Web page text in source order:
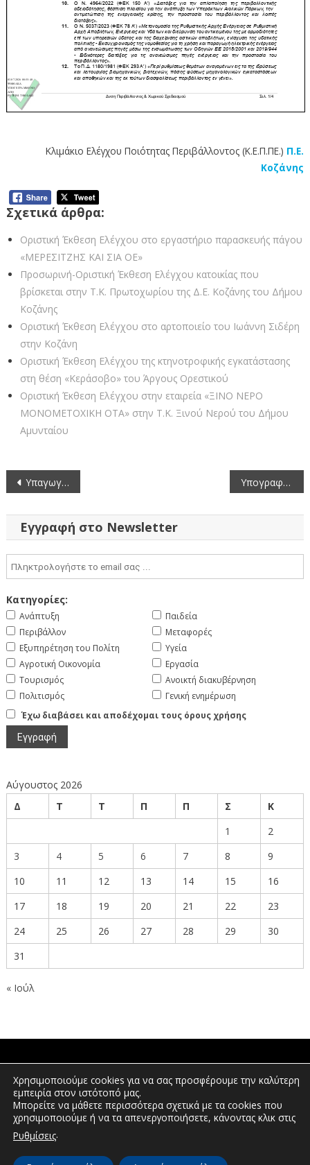
Κλιμάκιο Ελέγχου Ποιότητας Περιβάλλοντος (Κ.Ε.Π.ΠΕ.) Π.Ε.
Κοζάνης
Σχετικά άρθρα:
Οριστική Έκθεση Ελέγχου στο εργαστήριο παρασκευής πάγου
«ΜΕΡΕΣΙΤΖΗΣ ΚΑΙ ΣΙΑ ΟΕ»
Προσωρινή-Οριστική Έκθεση Ελέγχου κατοικίας που
βρίσκεται στην Τ.Κ. Πρωτοχωρίου της Δ.Ε. Κοζάνης του Δήμου
Κοζάνης
Οριστική Έκθεση Ελέγχου στο αρτοποιείο του Ιωάννη Σιδέρη
στην Κοζάνη
Οριστική Έκθεση Ελέγχου της κτηνοτροφικής εγκατάστασης
στη θέση «Κεράσοβο» του Άργους Ορεστικού
Οριστική Έκθεση Ελέγχου στην εταιρεία «ΞΙΝΟ ΝΕΡΟ
ΜΟΝΟΜΕΤΟΧΙΚΗ ΟΤΑ» στην Τ.Κ. Ξινού Νερού του Δήμου
Αμυνταίου
Πλοήγηση
άρθρων
Υπαγωγή σε Πρότυπες Περιβαλλοντικές Δεσμεύσεις του έργου: Σταθμός Αποθήκευσης Ηλεκτρικής Ενέργειας με Συσσωρευτές Λιθίου, χημείας LFP στη θέση «Μοσχούλα» Υπογραφή σύμβασης για τη συντήρηση του οδικού δικτύου Φλώρινας – Αμυνταίου
Εγγραφή στο Newsletter
Κατηγορίες:
Ανάπτυξη
Περιβάλλον
Εξυπηρέτηση του Πολίτη
Αγροτική Οικονομία
Τουρισμός
Πολιτισμός
Παιδεία
Μεταφορές
Υγεία
Εργασία
Ανοικτή διακυβέρνηση
Γενική ενημέρωση
Έχω διαβάσει και αποδέχομαι τους όρους χρήσης
Αύγουστος 2026
Δ
Τ Τ Π Π Σ
Κ
1
2
3
4 5 6 7 8
9
10
11 12 13 14 15
16
17
18 19 20 21 22
23
24
25 26 27 28 29
30
31
« Ιούλ
ΠΟΛΙΤΕΣ
ΕΠΕΝΔΥΤΕΣ
Χρησιμοποιούμε cookies για να σας προσφέρουμε την καλύτερη
εμπειρία στον ιστότοπό μας.
Μπορείτε να μάθετε περισσότερα σχετικά με τα cookies που
χρησιμοποιούμε ή να τα απενεργοποιήσετε, κάνοντας κλικ στις
Ρυθμίσεις.